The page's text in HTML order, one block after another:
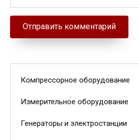
Компрессорное оборудование
Измерительное оборудование
Генераторы и электростанции